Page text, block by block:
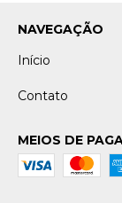
NAVEGAÇÃO
Início
Contato
MEIOS DE